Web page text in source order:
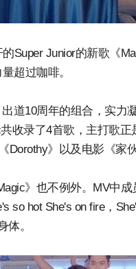
Super Junior的新歌《
超过咖啡。
出道10周年的组合，实
收录了4首歌，主打歌
》以及电影《家
》也不例外。MV中成
so hot She's on fire，
体。